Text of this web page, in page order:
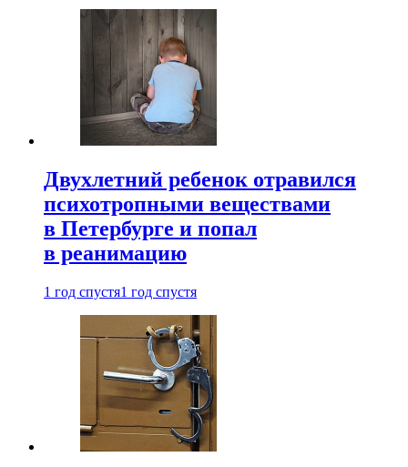
Двухлетний ребенок отравился
психотропными веществами
в Петербурге и попал
в реанимацию
1 год спустя1 год спустя